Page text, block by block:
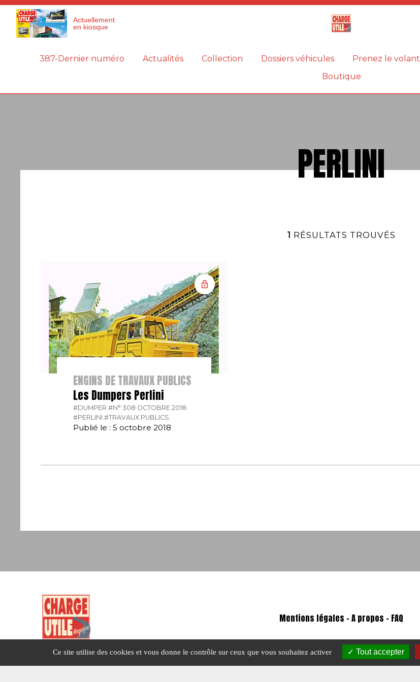
Actuellement
en kiosque
387-Dernier numéro Actualités Collection Dossiers véhicules Prenez le volant
Boutique
PERLINI
1 RÉSULTATS TROUVÉS
ENGINS DE TRAVAUX PUBLICS
Les Dumpers Perlini
#DUMPER. #N° 308 OCTOBRE 2018.
#PERLINI. #TRAVAUX PUBLICS.
Publié le : 5 octobre 2018
Mentions légales - A propos - FAQ
Panneau de gestion des cookies
Ce site utilise des cookies et vous donne le contrôle sur ceux que vous souhaitez activer Tout accepter